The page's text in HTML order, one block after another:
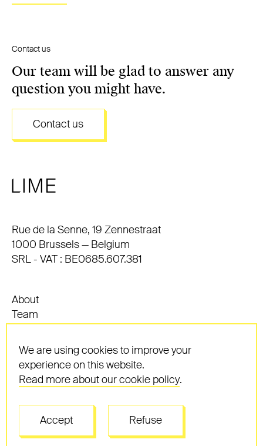
Contact us
Our team will be glad to answer any
question you might have.
Contact us
Address
Rue de la Senne, 19 Zennestraat
1000 Brussels — Belgium
SRL - VAT : BE0685.607.381
About
Team
Expertise
Contact
News
Latest thinking
Careers
Cookies
Privacy
General Conditions
We are using cookies to improve your
experience on this website.
Read more about our cookie policy.
Accept Refuse